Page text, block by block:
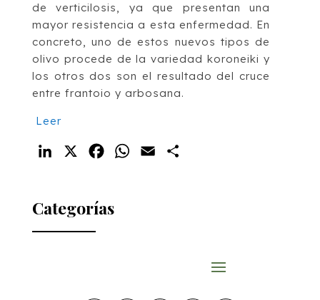
de verticilosis, ya que presentan una
mayor resistencia a esta enfermedad. En
concreto, uno de estos nuevos tipos de
olivo procede de la variedad koroneiki y
los otros dos son el resultado del cruce
entre frantoio y arbosana.
Leer
LinkedIn FacebookWhatsApp
Email
Categorías